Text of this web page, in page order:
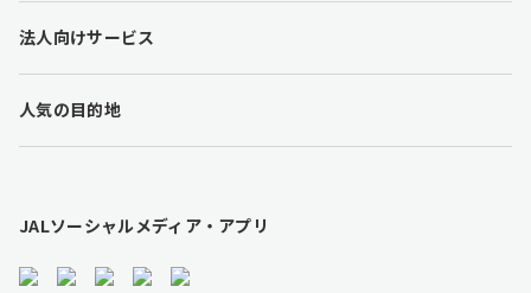
e
i
n
法人向けサービス
人気の目的地
JALソーシャルメディア・アプリ